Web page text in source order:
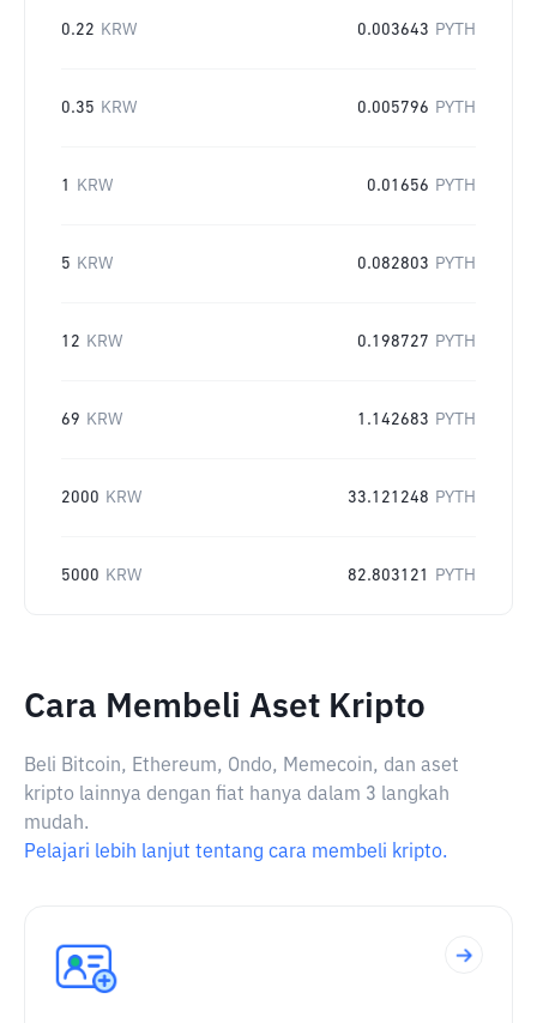
0.22 KRW 0.003643 PYTH
0.35 KRW 0.005796 PYTH
1 KRW 0.01656 PYTH
5 KRW 0.082803 PYTH
12 KRW 0.198727 PYTH
69 KRW 1.142683 PYTH
2000 KRW 33.121248 PYTH
5000 KRW 82.803121 PYTH
Cara Membeli Aset Kripto
Beli Bitcoin, Ethereum, Ondo, Memecoin, dan aset
kripto lainnya dengan fiat hanya dalam 3 langkah
mudah.
Pelajari lebih lanjut tentang cara membeli kripto.